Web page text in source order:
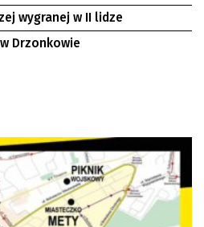
wygranej w II lidze
Drzonkowie